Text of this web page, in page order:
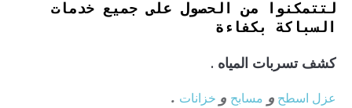
لتتمكنوا من الحصول على جميع خدمات
السباكة بكفاءة
كشف تسربات المياه .
عزل اسطح و مسابح و خزانات .